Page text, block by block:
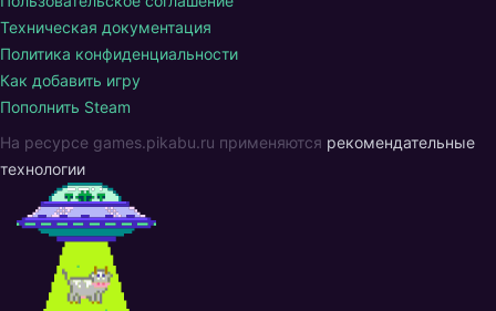
Техническая документация
Политика конфиденциальности
Как добавить игру
Пополнить Steam
На ресурсе games.pikabu.ru применяются рекомендательные
технологии